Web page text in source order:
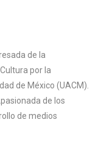
de la
por la
de México (UACM).
de los
de medios